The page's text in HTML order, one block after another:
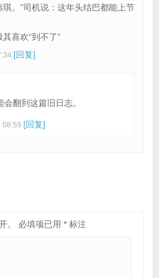
。”司机说：这年头结巴都能上节
喜欢“到不了”
[回复]
会翻到这篇旧日志。
08:59 [回复]
。 必填项已用 *标注